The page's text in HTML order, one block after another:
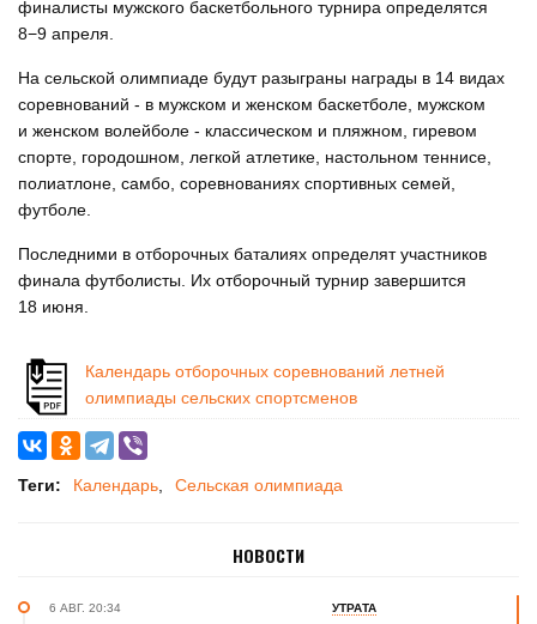
финалисты мужского баскетбольного турнира определятся
8−9 апреля.
На сельской олимпиаде будут разыграны награды в 14 видах
соревнований - в мужском и женском баскетболе, мужском
и женском волейболе - классическом и пляжном, гиревом
спорте, городошном, легкой атлетике, настольном теннисе,
полиатлоне, самбо, соревнованиях спортивных семей,
футболе.
Последними в отборочных баталиях определят участников
финала футболисты. Их отборочный турнир завершится
18 июня.
Календарь отборочных соревнований летней
олимпиады сельских спортсменов
Теги: Календарь Сельская олимпиада
НОВОСТИ
6 АВГ. 20:34 УТРАТА